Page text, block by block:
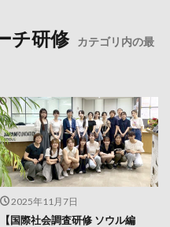
チ研修 カテゴリ内の最
2025年11月7日
【国際社会調査研修 ソウル編